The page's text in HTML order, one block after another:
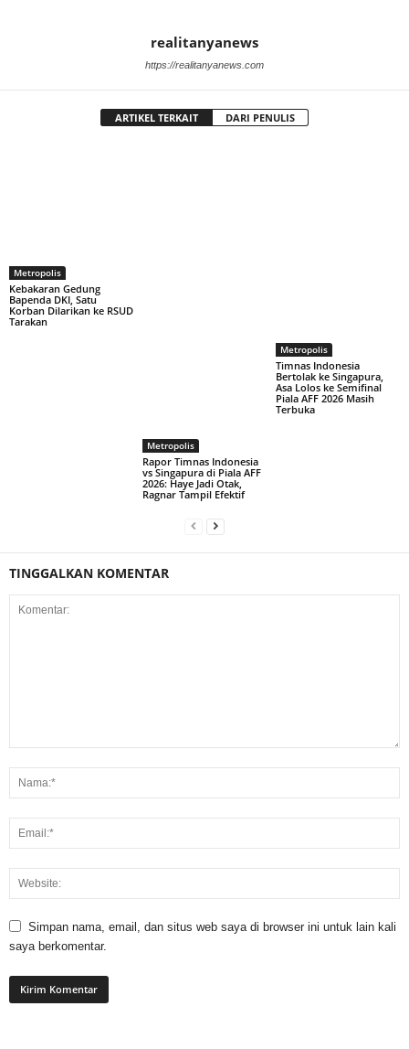
realitanyanews
https://realitanyanews.com
ARTIKEL TERKAIT DARI PENULIS
Metropolis
Kebakaran Gedung
Bapenda DKI, Satu
Korban Dilarikan ke RSUD
Tarakan
Metropolis
Rapor Timnas Indonesia
vs Singapura di Piala AFF
2026: Haye Jadi Otak,
Ragnar Tampil Efektif
Metropolis
Timnas Indonesia
Bertolak ke Singapura,
Asa Lolos ke Semifinal
Piala AFF 2026 Masih
Terbuka
TINGGALKAN KOMENTAR
Simpan nama, email, dan situs web saya di browser ini untuk lain kali
saya berkomentar.